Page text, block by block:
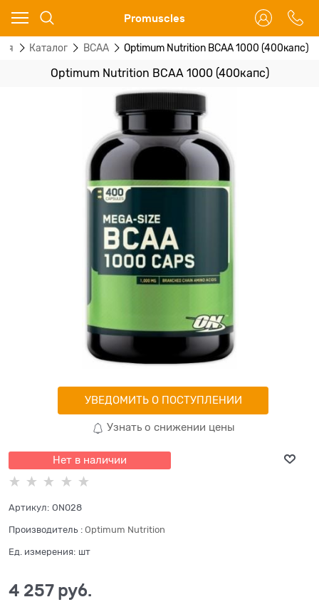
Promuscles
Каталог BCAA Optimum Nutrition BCAA 1000 (400капс)
Optimum Nutrition BCAA 1000 (400капс)
УВЕДОМИТЬ О ПОСТУПЛЕНИИ
Узнать о снижении цены
Нет в наличии
Артикул: ON028
Производитель : Optimum Nutrition
Ед. измерения: шт
4 257 руб.
Ваш город - Москва,
угадали?
ДА НЕТ